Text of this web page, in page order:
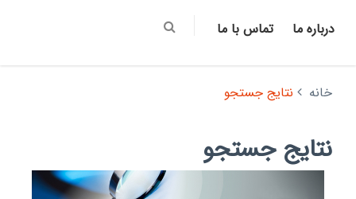
درباره ما تماس با ما
خانه نتایج جستجو
نتایج جستجو